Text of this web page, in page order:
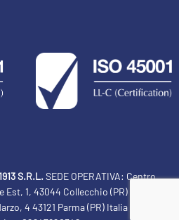
S.R.L.SEDE OPERATIVA: Centro
1, 43044 Collecchio (PR) Italia
4 43121 Parma (PR) Italia Tel: 0521
ACCETTA E SALVA